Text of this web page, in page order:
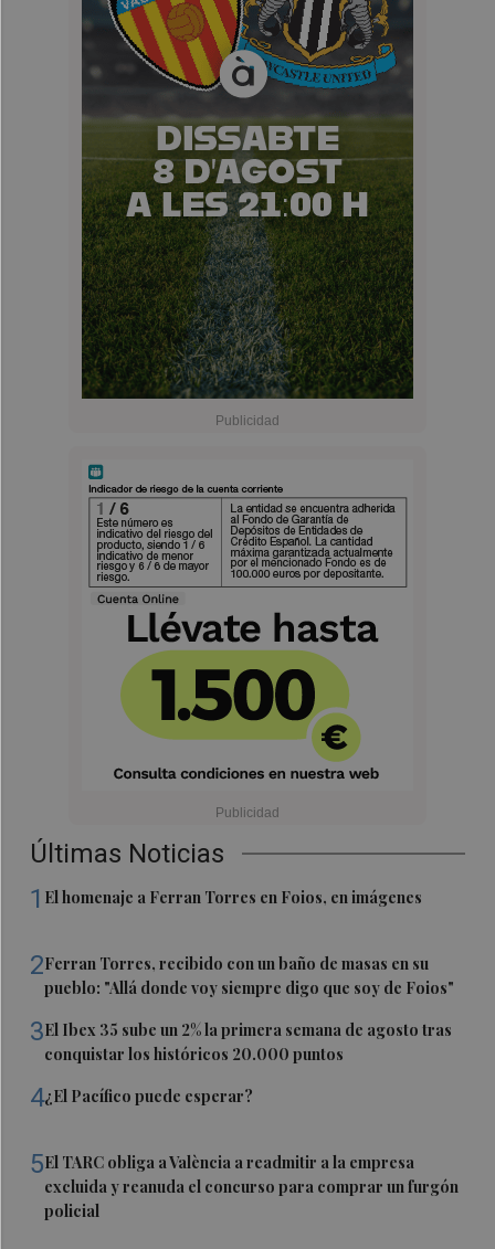
Últimas Noticias
1 El homenaje a Ferran Torres en Foios, en imágenes
2Ferran Torres, recibido con un baño de masas en su
pueblo: "Allá donde voy siempre digo que soy de Foios"
3El Ibex 35 sube un 2% la primera semana de agosto tras
conquistar los históricos 20.000 puntos
4¿El Pacífico puede esperar?
5El TARC obliga a València a readmitir a la empresa
excluida y reanuda el concurso para comprar un furgón
policial